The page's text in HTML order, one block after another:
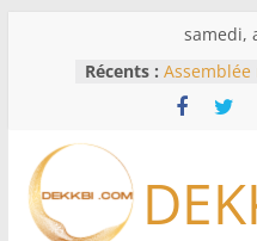
samedi,
Récents :
Bénin:
du Sénat,